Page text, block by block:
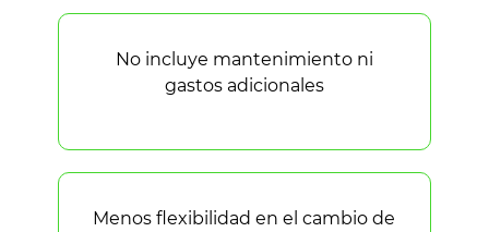
No incluye mantenimiento ni
gastos adicionales
Menos flexibilidad en el cambio de